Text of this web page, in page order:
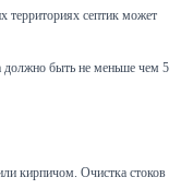
территориях септик может
должно быть не меньше чем 5
кирпичом. Очистка стоков